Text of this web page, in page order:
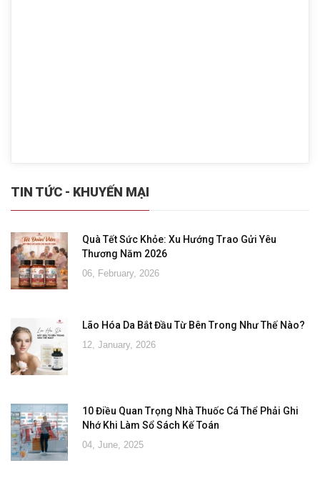
TIN TỨC - KHUYẾN MẠI
Quà Tết Sức Khỏe: Xu Hướng Trao Gửi Yêu
Thương Năm 2026
06, February, 2026
Lão Hóa Da Bắt Đầu Từ Bên Trong Như Thế Nào?
12, January, 2026
10 Điều Quan Trọng Nhà Thuốc Cá Thể Phải Ghi
Nhớ Khi Làm Sổ Sách Kế Toán
04, June, 2025